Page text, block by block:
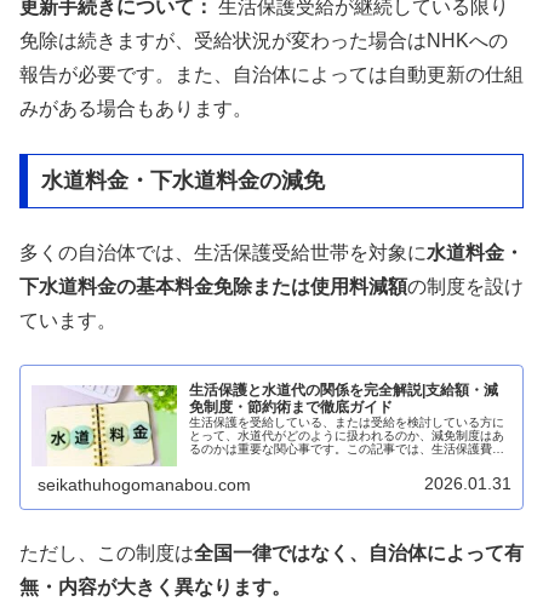
更新手続きについて： 生活保護受給が継続している限り
免除は続きますが、受給状況が変わった場合はNHKへの
報告が必要です。また、自治体によっては自動更新の仕組
みがある場合もあります。
水道料金・下水道料金の減免
多くの自治体では、生活保護受給世帯を対象に水道料金・
下水道料金の基本料金免除または使用料減額の制度を設け
ています。
生活保護と水道代の関係を完全解説|支給額・減
免制度・節約術まで徹底ガイド
生活保護を受給している、または受給を検討している方に
とって、水道代がどのように扱われるのか、減免制度はあ
るのかは重要な関心事です。この記事では、生活保護費に
seikathuhogomanabou.com 2026.01.31
ただし、この制度は全国一律ではなく、自治体によって有
無・内容が大きく異なります。